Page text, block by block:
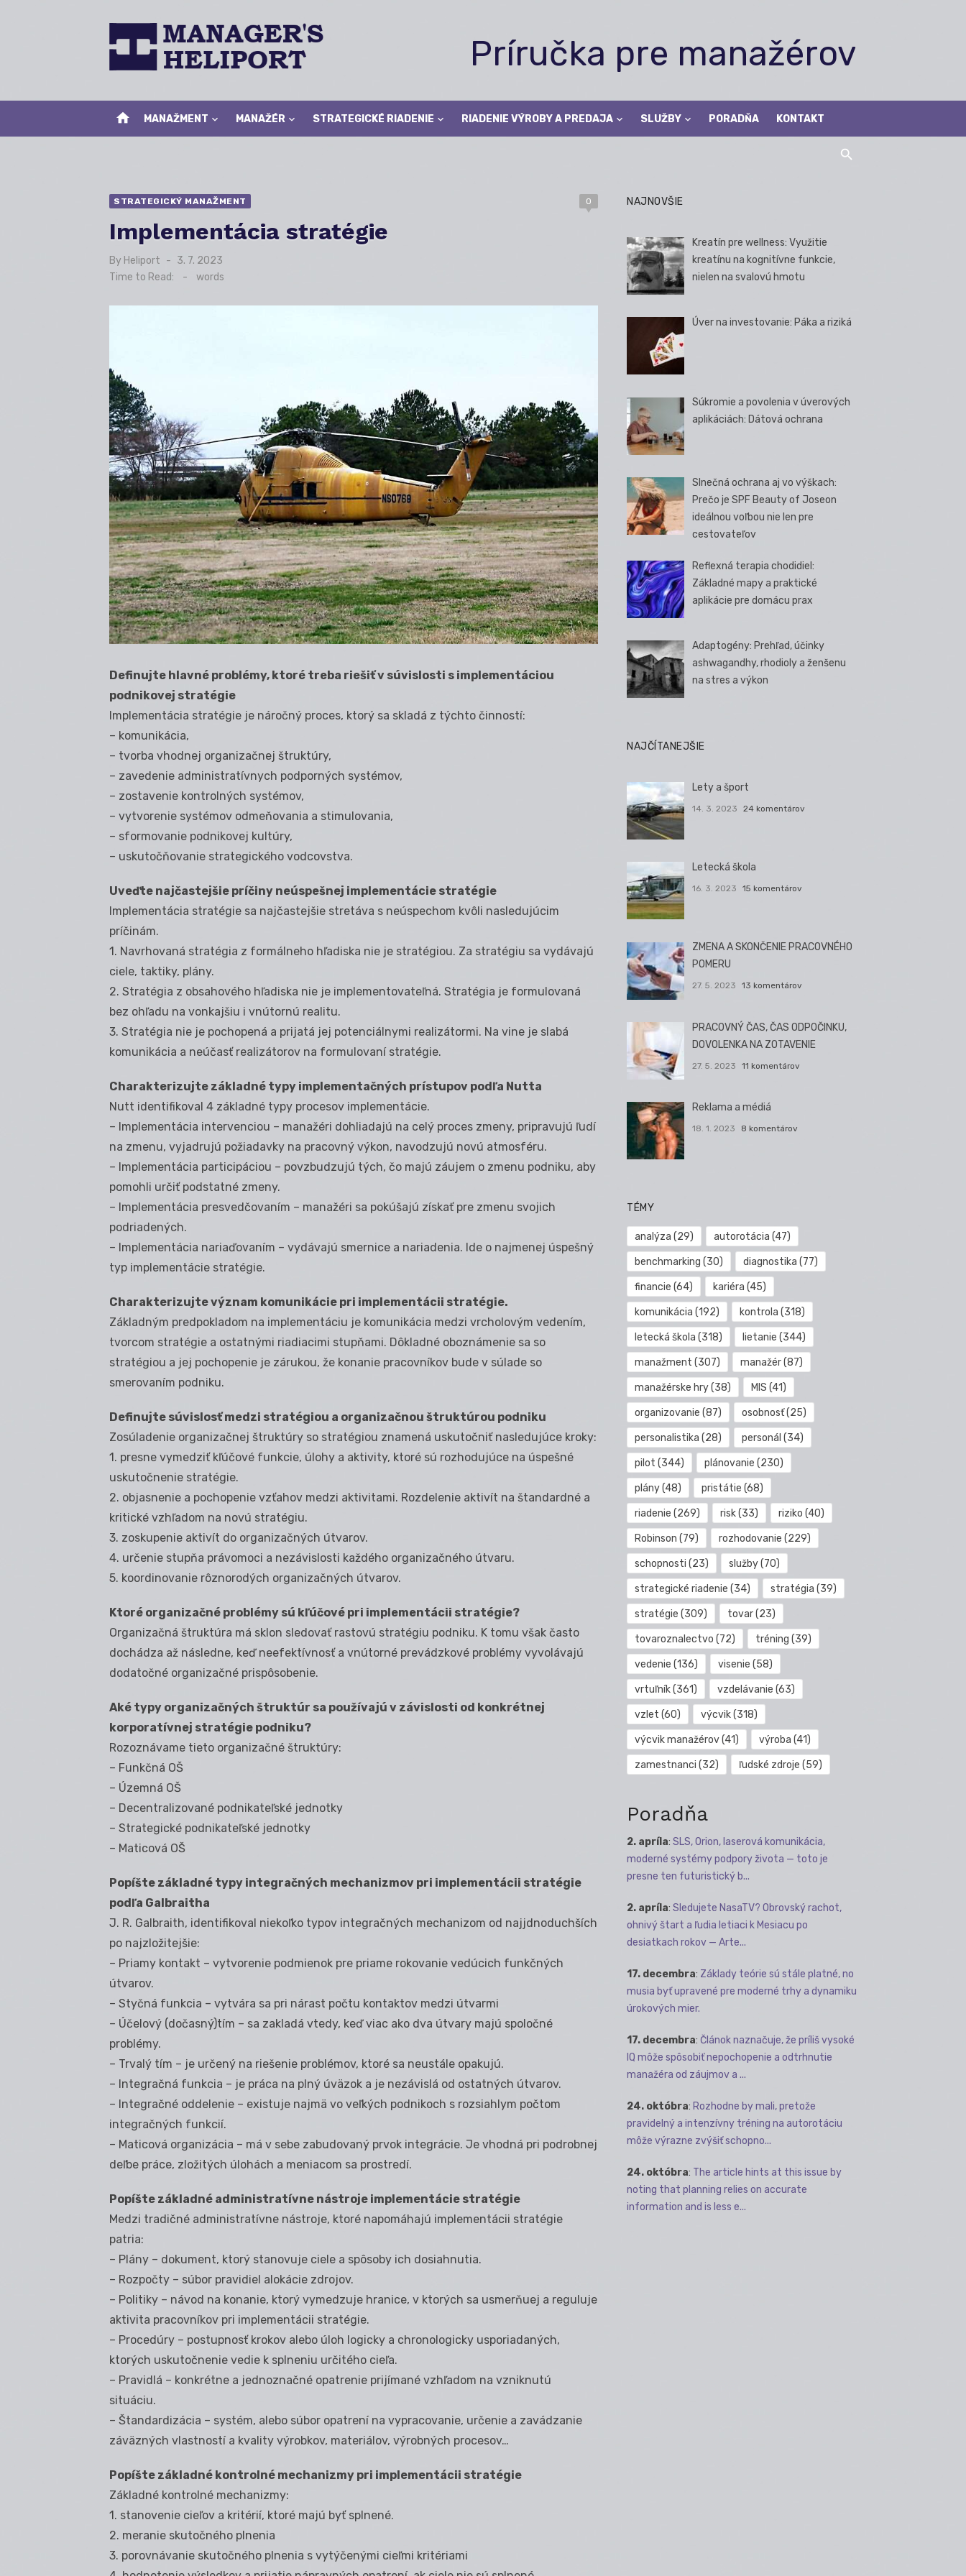
Príručka pre manažérov
home MANAŽMENT MANAŽÉR STRATEGICKÉ RIADENIE RIADENIE VÝROBY A PREDAJA SLUŽBY PORADŇA KONTAKT
STRATEGICKÝ MANAŽMENT 0
Implementácia stratégie
By Heliport
Posted
3. 7. 2023
Time to Read:
- words
Definujte hlavné problémy, ktoré treba riešiť v súvislosti s implementáciou
podnikovej stratégie
Implementácia stratégie je náročný proces, ktorý sa skladá z týchto činností:
– komunikácia,
– tvorba vhodnej organizačnej štruktúry,
– zavedenie administratívnych podporných systémov,
– zostavenie kontrolných systémov,
– vytvorenie systémov odmeňovania a stimulovania,
– sformovanie podnikovej kultúry,
– uskutočňovanie strategického vodcovstva.
Uveďte najčastejšie príčiny neúspešnej implementácie stratégie
Implementácia stratégie sa najčastejšie stretáva s neúspechom kvôli nasledujúcim
príčinám.
1. Navrhovaná stratégia z formálneho hľadiska nie je stratégiou. Za stratégiu sa vydávajú
ciele, taktiky, plány.
2. Stratégia z obsahového hľadiska nie je implementovateľná. Stratégia je formulovaná
bez ohľadu na vonkajšiu i vnútornú realitu.
3. Stratégia nie je pochopená a prijatá jej potenciálnymi realizátormi. Na vine je slabá
komunikácia a neúčasť realizátorov na formulovaní stratégie.
Charakterizujte základné typy implementačných prístupov podľa Nutta
Nutt identifikoval 4 základné typy procesov implementácie.
– Implementácia intervenciou – manažéri dohliadajú na celý proces zmeny, pripravujú ľudí
na zmenu, vyjadrujú požiadavky na pracovný výkon, navodzujú novú atmosféru.
– Implementácia participáciou – povzbudzujú tých, čo majú záujem o zmenu podniku, aby
pomohli určiť podstatné zmeny.
– Implementácia presvedčovaním – manažéri sa pokúšajú získať pre zmenu svojich
podriadených.
– Implementácia nariaďovaním – vydávajú smernice a nariadenia. Ide o najmenej úspešný
typ implementácie stratégie.
Charakterizujte význam komunikácie pri implementácii stratégie.
Základným predpokladom na implementáciu je komunikácia medzi vrcholovým vedením,
tvorcom stratégie a ostatnými riadiacimi stupňami. Dôkladné oboznámenie sa so
stratégiou a jej pochopenie je zárukou, že konanie pracovníkov bude v súlade so
smerovaním podniku.
Definujte súvislosť medzi stratégiou a organizačnou štruktúrou podniku
Zosúladenie organizačnej štruktúry so stratégiou znamená uskutočniť nasledujúce kroky:
1. presne vymedziť kľúčové funkcie, úlohy a aktivity, ktoré sú rozhodujúce na úspešné
uskutočnenie stratégie.
2. objasnenie a pochopenie vzťahov medzi aktivitami. Rozdelenie aktivít na štandardné a
kritické vzhľadom na novú stratégiu.
3. zoskupenie aktivít do organizačných útvarov.
4. určenie stupňa právomoci a nezávislosti každého organizačného útvaru.
5. koordinovanie rôznorodých organizačných útvarov.
Ktoré organizačné problémy sú kľúčové pri implementácii stratégie?
Organizačná štruktúra má sklon sledovať rastovú stratégiu podniku. K tomu však často
dochádza až následne, keď neefektívnosť a vnútorné prevádzkové problémy vyvolávajú
dodatočné organizačné prispôsobenie.
Aké typy organizačných štruktúr sa používajú v závislosti od konkrétnej
korporatívnej stratégie podniku?
Rozoznávame tieto organizačné štruktúry:
– Funkčná OŠ
– Územná OŠ
– Decentralizované podnikateľské jednotky
– Strategické podnikateľské jednotky
– Maticová OŠ
Popíšte základné typy integračných mechanizmov pri implementácii stratégie
podľa Galbraitha
J. R. Galbraith, identifikoval niekoľko typov integračných mechanizom od najjdnoduchších
po najzložitejšie:
– Priamy kontakt – vytvorenie podmienok pre priame rokovanie vedúcich funkčných
útvarov.
– Styčná funkcia – vytvára sa pri nárast počtu kontaktov medzi útvarmi
– Účelový (dočasný)tím – sa zakladá vtedy, keď viac ako dva útvary majú spoločné
problémy.
– Trvalý tím – je určený na riešenie problémov, ktoré sa neustále opakujú.
– Integračná funkcia – je práca na plný úväzok a je nezávislá od ostatných útvarov.
– Integračné oddelenie – existuje najmä vo veľkých podnikoch s rozsiahlym počtom
integračných funkcií.
– Maticová organizácia – má v sebe zabudovaný prvok integrácie. Je vhodná pri podrobnej
deľbe práce, zložitých úlohách a meniacom sa prostredí.
Popíšte základné administratívne nástroje implementácie stratégie
Medzi tradičné administratívne nástroje, ktoré napomáhajú implementácii stratégie
patria:
– Plány – dokument, ktorý stanovuje ciele a spôsoby ich dosiahnutia.
– Rozpočty – súbor pravidiel alokácie zdrojov.
– Politiky – návod na konanie, ktorý vymedzuje hranice, v ktorých sa usmerňuej a reguluje
aktivita pracovníkov pri implementácii stratégie.
– Procedúry – postupnosť krokov alebo úloh logicky a chronologicky usporiadaných,
ktorých uskutočnenie vedie k splneniu určitého cieľa.
– Pravidlá – konkrétne a jednoznačné opatrenie prijímané vzhľadom na vzniknutú
situáciu.
– Štandardizácia – systém, alebo súbor opatrení na vypracovanie, určenie a zavádzanie
záväzných vlastností a kvality výrobkov, materiálov, výrobných procesov…
Popíšte základné kontrolné mechanizmy pri implementácii stratégie
Základné kontrolné mechanizmy:
1. stanovenie cieľov a kritérií, ktoré majú byť splnené.
2. meranie skutočného plnenia
3. porovnávanie skutočného plnenia s vytýčenými cieľmi kritériami
NAJNOVŠIE
Kreatín pre wellness: Využitie
kreatínu na kognitívne funkcie,
nielen na svalovú hmotu
Úver na investovanie: Páka a riziká
Súkromie a povolenia v úverových
aplikáciách: Dátová ochrana
Slnečná ochrana aj vo výškach:
Prečo je SPF Beauty of Joseon
ideálnou voľbou nie len pre
cestovateľov
Reflexná terapia chodidiel:
Základné mapy a praktické
aplikácie pre domácu prax
Adaptogény: Prehľad, účinky
ashwagandhy, rhodioly a ženšenu
na stres a výkon
NAJČÍTANEJŠIE
Lety a šport
14. 3. 2023 24 komentárov
Letecká škola
16. 3. 2023 15 komentárov
ZMENA A SKONČENIE PRACOVNÉHO
POMERU
27. 5. 2023 13 komentárov
PRACOVNÝ ČAS, ČAS ODPOČINKU,
DOVOLENKA NA ZOTAVENIE
27. 5. 2023 11 komentárov
Reklama a médiá
18. 1. 2023 8 komentárov
TÉMY
analýza (29) autorotácia (47)
benchmarking (30) diagnostika (77)
financie (64) kariéra (45)
komunikácia (192) kontrola (318)
letecká škola (318) lietanie (344)
manažment (307) manažér(87)
manažérske hry(38) MIS (41)
organizovanie (87) osobnosť(25)
personalistika (28) personál (34)
pilot (344) plánovanie (230)
plány(48) pristátie (68)
riadenie (269) risk(33) riziko (40)
Robinson (79) rozhodovanie (229)
schopnosti (23) služby(70)
strategické riadenie (34) stratégia (39)
stratégie (309) tovar(23)
tovaroznalectvo (72) tréning (39)
vedenie (136) visenie (58)
vrtuľník(361) vzdelávanie (63)
vzlet (60) výcvik(318)
výcvik manažérov(41) výroba (41)
zamestnanci (32) ľudské zdroje (59)
Poradňa
2. apríla: SLS, Orion, laserová komunikácia,
moderné systémy podpory života — toto je
presne ten futuristický b...
2. apríla: Sledujete NasaTV? Obrovský rachot,
ohnivý štart a ľudia letiaci k Mesiacu po
desiatkach rokov — Arte...
17. decembra: Základy teórie sú stále platné, no
musia byť upravené pre moderné trhy a dynamiku
úrokových mier.
17. decembra: Článok naznačuje, že príliš vysoké
IQ môže spôsobiť nepochopenie a odtrhnutie
manažéra od záujmov a ...
24. októbra: Rozhodne by mali, pretože
pravidelný a intenzívny tréning na autorotáciu
môže výrazne zvýšiť schopno...
24. októbra: The article hints at this issue by
noting that planning relies on accurate
information and is less e...